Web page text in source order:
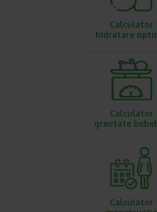
Calculator
hidratare
Calculator
greutate
Calculator